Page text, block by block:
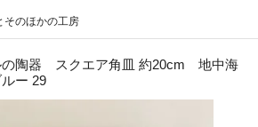
そのほかの工房
の陶器 スクエア角皿 約20cm 地中海
ルー 29